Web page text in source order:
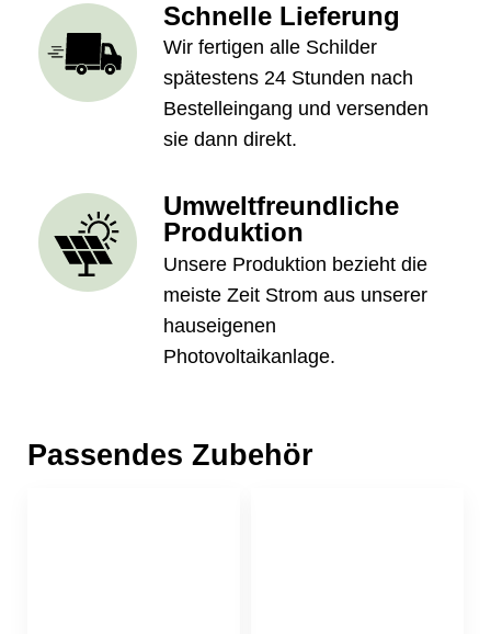
Schnelle Lieferung
Wir fertigen alle Schilder
spätestens 24 Stunden nach
Bestelleingang und versenden
sie dann direkt.
Umweltfreundliche
Produktion
Unsere Produktion bezieht die
meiste Zeit Strom aus unserer
hauseigenen
Photovoltaikanlage.
Passendes Zubehör